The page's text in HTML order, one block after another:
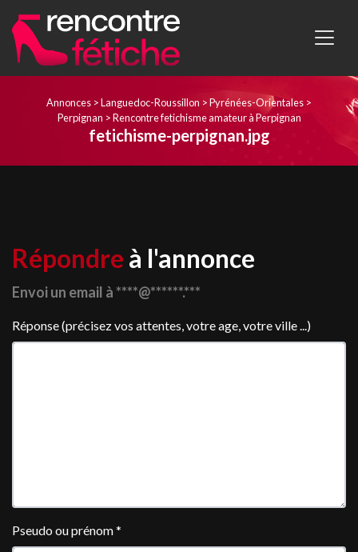
Annonces >Languedoc-Roussillon >Pyrénées-Orientales >
Perpignan >Rencontre fetichisme amateur à Perpignan
fetichisme-perpignan.jpg
Répondre à l'annonce
Envoi un email à ****@******.***
Réponse (précisez vos attentes, votre age, votre ville ...)
Pseudo ou prénom*